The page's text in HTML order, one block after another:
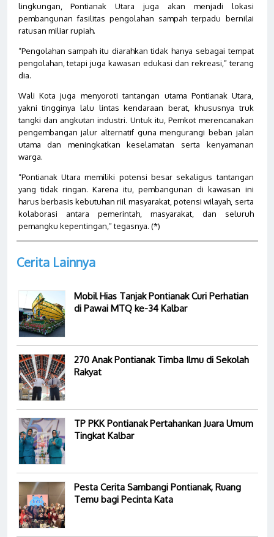
lingkungan, Pontianak Utara juga akan menjadi lokasi
pembangunan fasilitas pengolahan sampah terpadu bernilai
ratusan miliar rupiah.
“Pengolahan sampah itu diarahkan tidak hanya sebagai tempat
pengolahan, tetapi juga kawasan edukasi dan rekreasi,” terang
dia.
Wali Kota juga menyoroti tantangan utama Pontianak Utara,
yakni tingginya lalu lintas kendaraan berat, khususnya truk
tangki dan angkutan industri. Untuk itu, Pemkot merencanakan
pengembangan jalur alternatif guna mengurangi beban jalan
utama dan meningkatkan keselamatan serta kenyamanan
warga.
“Pontianak Utara memiliki potensi besar sekaligus tantangan
yang tidak ringan. Karena itu, pembangunan di kawasan ini
harus berbasis kebutuhan riil masyarakat, potensi wilayah, serta
kolaborasi antara pemerintah, masyarakat, dan seluruh
pemangku kepentingan,” tegasnya. (*)
Cerita Lainnya
Mobil Hias Tanjak Pontianak Curi Perhatian
di Pawai MTQ ke-34 Kalbar
270 Anak Pontianak Timba Ilmu di Sekolah
Rakyat
TP PKK Pontianak Pertahankan Juara Umum
Tingkat Kalbar
Pesta Cerita Sambangi Pontianak, Ruang
Temu bagi Pecinta Kata